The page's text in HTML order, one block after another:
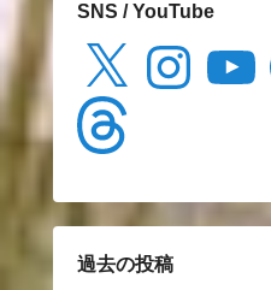
SNS / YouTube
Instagram
Threads
過去の投稿